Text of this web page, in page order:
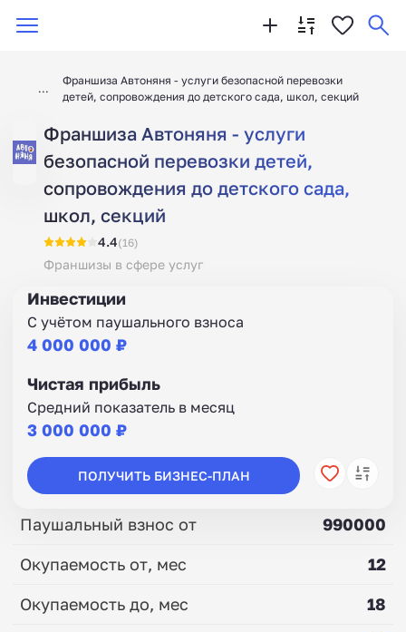
Франшиза Автоняня - услуги безопасной перевозки
детей, сопровождения до детского сада, школ, секций
Франшиза Автоняня - услуги
безопасной перевозки детей,
сопровождения до детского сада,
школ, секций
4.4(16)
Франшизы в сфере услуг
Инвестиции
С учётом паушального взноса
4 000 000 ₽
Чистая прибыль
Средний показатель в месяц
3 000 000 ₽
ПОЛУЧИТЬ БИЗНЕС-ПЛАН
Паушальный взнос от
990000
Окупаемость от, мес
12
Окупаемость до, мес
18